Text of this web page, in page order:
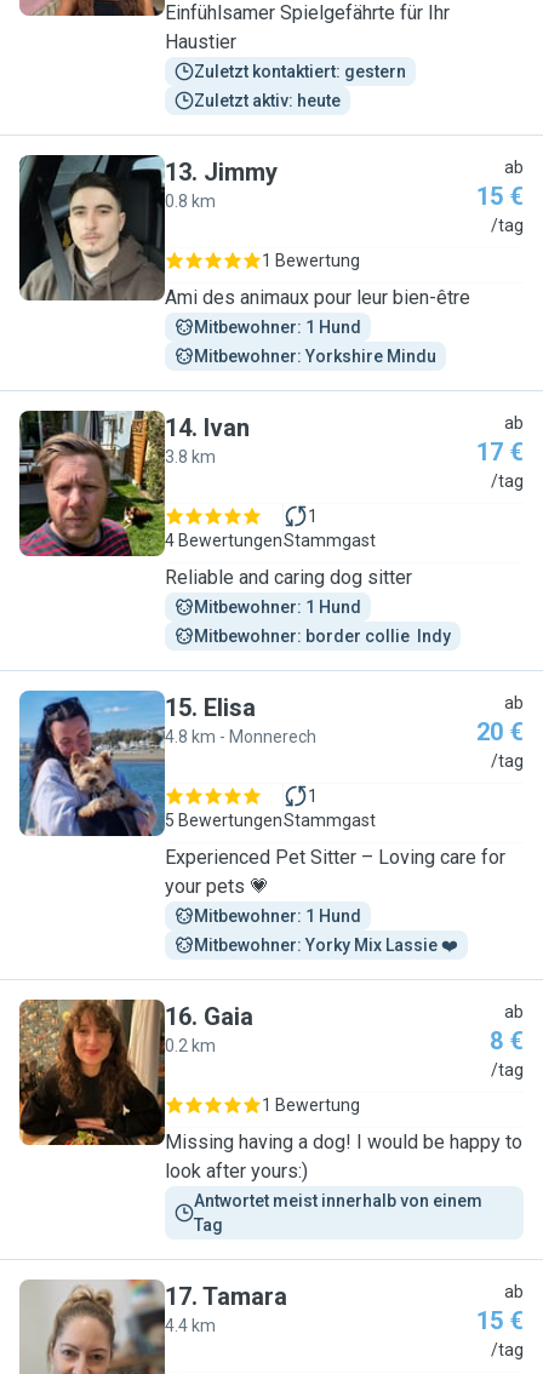
Einfühlsamer Spielgefährte für Ihr
Haustier
Zuletzt kontaktiert: gestern
Zuletzt aktiv: heute
J
13. Jimmy
0.8 km
ab
15 €
/tag
1 Bewertung
Ami des animaux pour leur bien-être
Mitbewohner: 1 Hund
Mitbewohner: Yorkshire Mindu
I
14. Ivan
3.8 km
ab
17 €
/tag
4 Bewertungen
1
Stammgast
Reliable and caring dog sitter
Mitbewohner: 1 Hund
Mitbewohner: border collie  Indy
E
15. Elisa
4.8 km - Monnerech
ab
20 €
/tag
5 Bewertungen
1
Stammgast
Experienced Pet Sitter – Loving care for
your pets 💗
Mitbewohner: 1 Hund
Mitbewohner: Yorky Mix Lassie ❤️
G
16. Gaia
0.2 km
ab
8 €
/tag
1 Bewertung
Missing having a dog! I would be happy to
look after yours:)
Antwortet meist innerhalb von einem
Tag
T
17. Tamara
4.4 km
ab
15 €
/tag